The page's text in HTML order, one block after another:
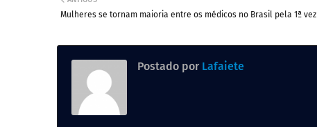
Mulheres se tornam maioria entre os médicos no Brasil pela 1ª vez
Postado por Lafaiete